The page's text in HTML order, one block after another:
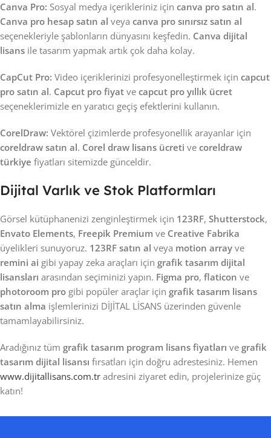
Canva Pro: Sosyal medya içerikleriniz için canva pro satın al.
Canva pro hesap satın al veya canva pro sınırsız satın al
seçenekleriyle şablonların dünyasını keşfedin. Canva dijital
lisans ile tasarım yapmak artık çok daha kolay.
CapCut Pro: Video içeriklerinizi profesyonelleştirmek için capcut
pro satın al. Capcut pro fiyat ve capcut pro yıllık ücret
seçeneklerimizle en yaratıcı geçiş efektlerini kullanın.
CorelDraw: Vektörel çizimlerde profesyonellik arayanlar için
coreldraw satın al. Corel draw lisans ücreti ve coreldraw
türkiye fiyatları sitemizde günceldir.
Dijital Varlık ve Stok Platformları
Görsel kütüphanenizi zenginleştirmek için 123RF, Shutterstock,
Envato Elements, Freepik Premium ve Creative Fabrika
üyelikleri sunuyoruz. 123RF satın al veya motion array ve
remini ai gibi yapay zeka araçları için grafik tasarım dijital
lisansları arasından seçiminizi yapın. Figma pro, flaticon ve
photoroom pro gibi popüler araçlar için grafik tasarım lisans
satın alma işlemlerinizi DİJİTAL LİSANS üzerinden güvenle
tamamlayabilirsiniz.
Aradığınız tüm grafik tasarım program lisans fiyatları ve grafik
tasarım dijital lisansı fırsatları için doğru adrestesiniz. Hemen
www.dijitallisans.com.tr adresini ziyaret edin, projelerinize güç
katın!